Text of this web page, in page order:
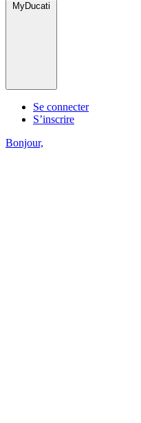
MyDucati
Se connecter
S’inscrire
Bonjour,